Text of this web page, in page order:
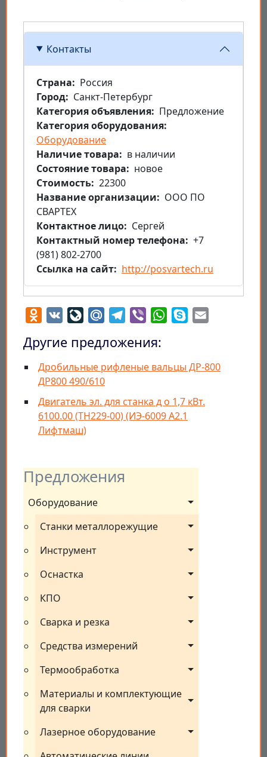
Предложения
Оборудование
Станки металлорежущие
Инструмент
Оснастка
КПО
Сварка и резка
Средства измерений
Термообработка
Материалы и комплектующие
для сварки
Лазерное оборудование
Контакты
Страна
Россия
Город
Санкт-Петербург
Категория объявления
Предложение
Категория оборудования
Оборудование
Наличие товара
в наличии
Состояние товара
новое
Стоимость 22300
Название организации
ООО ПО
СВАРТЕХ
Контактное лицо
Сергей
Контактный номер телефона
+7
(981) 802-2700
Ссылка на сайт
http://posvartech.ru
Odnoklassniki
VK LiveJournal
Mail.RuTelegram
Viber WhatsApp
Skype
Другие предложения:
Дробильные рифленые вальцы ДР-800
ДР800 490/610
Двигатель эл. для станка д о 1,7 кВт.
6100.00 (ТН229-00) (ИЭ-6009 А2.1
Лифтмаш)